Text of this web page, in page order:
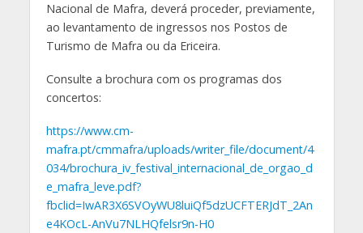
Nacional de Mafra, deverá proceder, previamente,
ao levantamento de ingressos nos Postos de
Turismo de Mafra ou da Ericeira.
Consulte a brochura com os programas dos
concertos:
https://www.cm-
mafra.pt/cmmafra/uploads/writer_file/document/4
034/brochura_iv_festival_internacional_de_orgao_d
e_mafra_leve.pdf?
fbclid=IwAR3X6SVOyWU8luiQf5dzUCFTERJdT_2An
e4KOcL-AnVu7NLHQfelsr9n-H0